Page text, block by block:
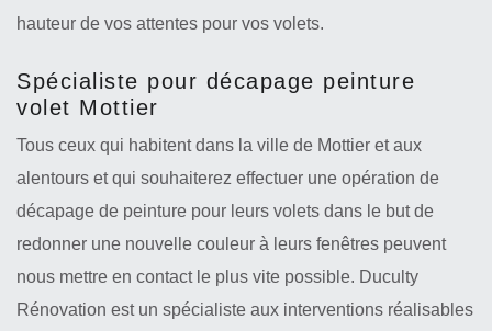
hauteur de vos attentes pour vos volets.
Spécialiste pour décapage peinture
volet Mottier
Tous ceux qui habitent dans la ville de Mottier et aux
alentours et qui souhaiterez effectuer une opération de
décapage de peinture pour leurs volets dans le but de
redonner une nouvelle couleur à leurs fenêtres peuvent
nous mettre en contact le plus vite possible. Duculty
Rénovation est un spécialiste aux interventions réalisables